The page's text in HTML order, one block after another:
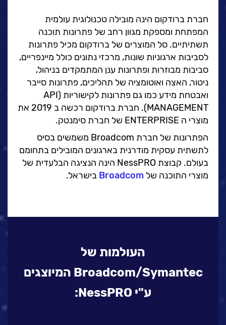
אירועים וכנסים
פודקאסט
נס בכותרות
וובינרים מומלצים
דברו איתנו
חברת ברודקום הינה מובילה טכנולוגית עולמית
המפתחת ומספקת מגוון רחב של פתרונות תוכנה
תשתיתיים. סל המוצרים של ברודקום מכיל פתרונות
לסביבות ארגוניות שונות, מרכזי נתונים כולל מיינפריים,
סביבות מבוזרות ופתרונות ענן המתמקדים בניהול,
ניטור, האצה ואוטומציה של תהליכים, פתרונות סייבר
ואבטחת מידע כמו גם פתרונות לקישוריות (API
MANAGEMENT). חברת ברודקום רכשה ב 2019 את
מוצרי ה ENTERPRISE של חברת סימנטק.
הפתרונות של חברת Broadcom משמשים בסיס
לתשתית עסקית מודרנית בארגונים המובילים בתחומם
בעולם. קבוצת NessPRO הינה הנציגה הבלעדית של
מוצרי התוכנה של Broadcom בישראל.
העולמות של
Broadcom/Symantec המיוצגים
ע"י NessPRO: